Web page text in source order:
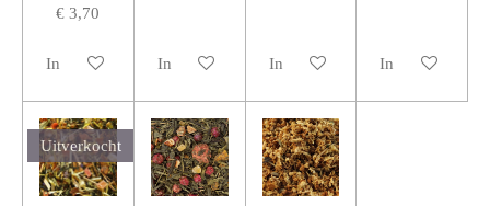
€ 3,70
In winkelwagen In winkelwagen In winkelwagen In winkelwagen
Uitverkocht